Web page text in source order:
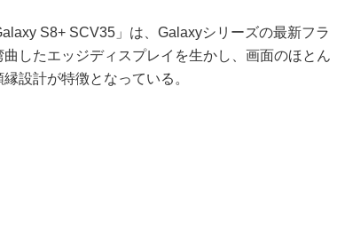
S8+ SCV35」は、Galaxyシリーズの最新フラ
したエッジディスプレイを生かし、画面のほとん
設計が特徴となっている。